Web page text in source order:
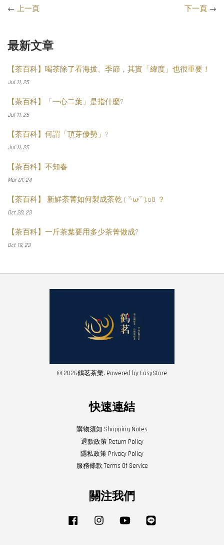
← 上一頁 下一頁 →
最新文章
【茶百科】喝茶除了看海拔、季節，其實「緯度」也很重要！
Jul 11, 25
【茶百科】「一心二葉」是指什麼?
Jul 11, 25
【茶百科】何謂「頂芽優勢」?
Jul 11, 25
【茶百科】不知春
Mar 01, 24
【茶百科】 新鮮茶菁如何製成茶乾 ( ˘•ω•˘ ).oO ？
Oct 20, 23
【茶百科】一斤茶葉要用多少茶菁做成?
Oct 19, 23
© 2026鶴茗茶業. Powered by EasyStore
快速連結
購物須知 Shopping Notes
退款政策 Return Policy
隱私政策 Privacy Policy
服務條款 Terms Of Service
關注我們
Facebook Instagram YouTube